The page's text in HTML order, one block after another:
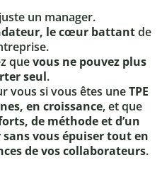
un manager.
le cœur battantde
quevous ne pouvez plus
seul.
vous si vous êtes uneTPE
en croissance, et que
de méthode et d’un
vous épuiser tout en
de vos collaborateurs.